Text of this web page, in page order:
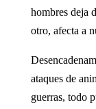
hombres deja
otro, afecta a
ataques de
guerras, todo